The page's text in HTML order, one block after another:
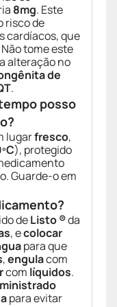
8mg. Este
risco de
cardíacos, que
tome este
alteração no
de
.
posso
lugarfresco,
), protegido
Guarde-o em
deListo ®da
, ecolocar
para que
,engulacom
com líquidos.
para evitar